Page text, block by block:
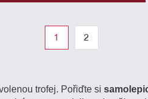
1 2
trofej. Pořiďte si